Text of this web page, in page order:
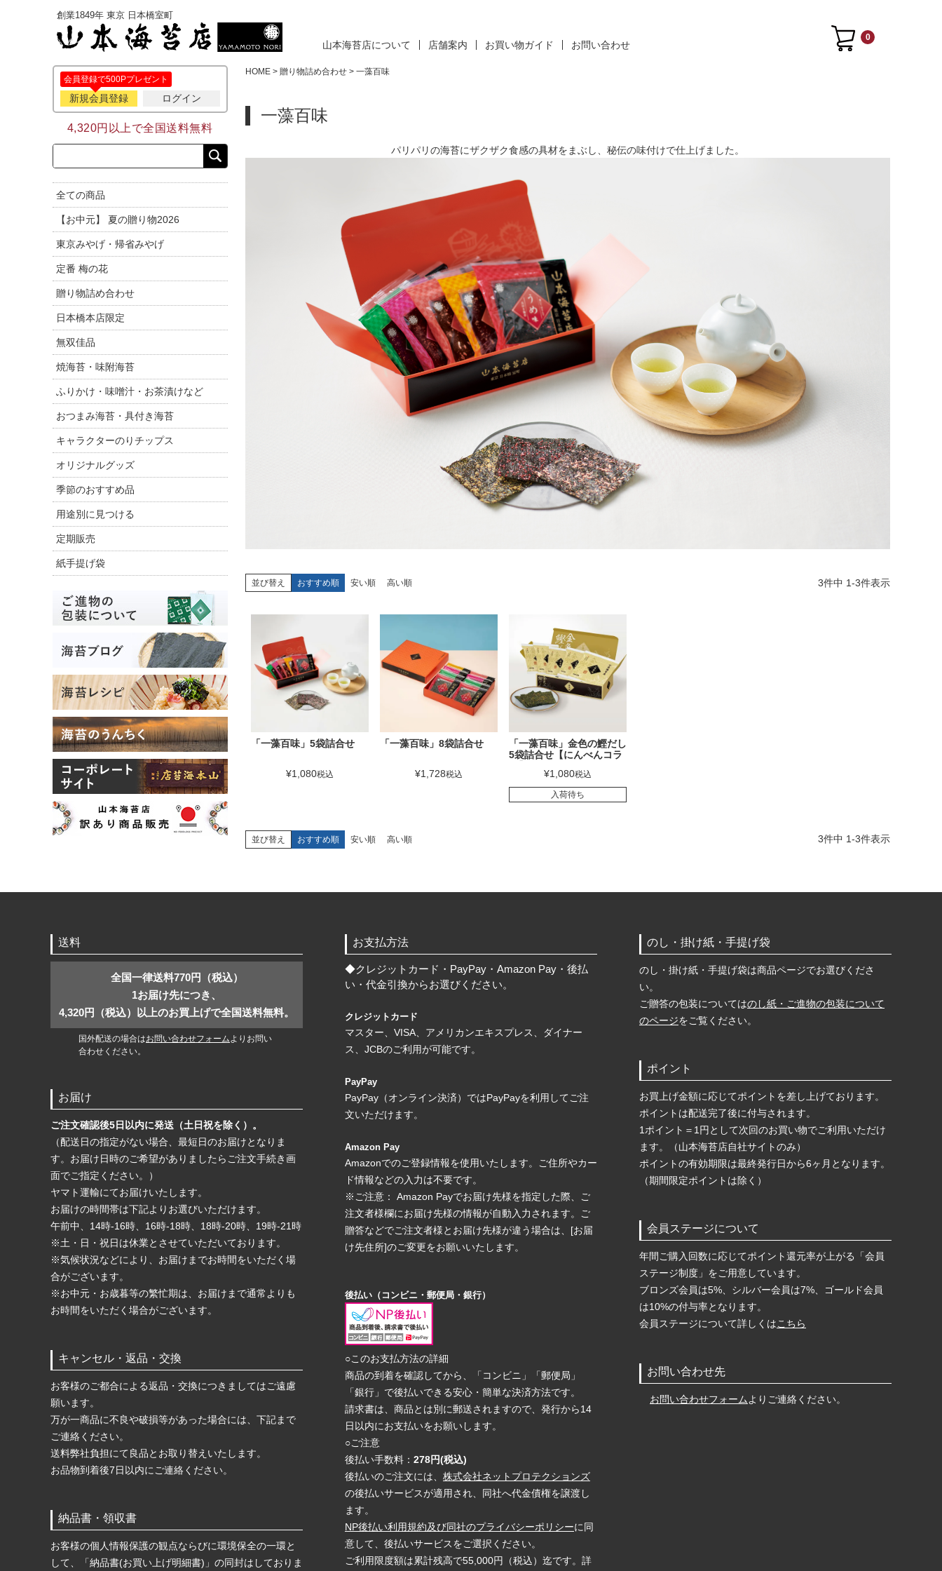
創業1849年 東京 日本橋室町
山本海苔店について 店舗案内 お買い物ガイド お問い合わせ
0
会員登録で500Pプレゼント
新規会員登録 ログイン
4,320円以上で全国送料無料
全ての商品
【お中元】 夏の贈り物2026
東京みやげ・帰省みやげ
定番 梅の花
贈り物詰め合わせ
日本橋本店限定
無双佳品
焼海苔・味附海苔
ふりかけ・味噌汁・お茶漬けなど
おつまみ海苔・具付き海苔
キャラクターのりチップス
オリジナルグッズ
季節のおすすめ品
用途別に見つける
定期販売
紙手提げ袋
HOME 贈り物詰め合わせ 一藻百味
一藻百味
パリパリの海苔にザクザク食感の具材をまぶし、秘伝の味付けで仕上げました。
並び替え おすすめ順 安い順 高い順 3件中 1-3件表示
「一藻百味」5袋詰合せ
¥1,080税込
「一藻百味」8袋詰合せ
¥1,728税込
「一藻百味」金色の鰹だし
5袋詰合せ【にんべんコラ
¥1,080税込
入荷待ち
並び替え おすすめ順 安い順 高い順 3件中 1-3件表示
送料
全国一律送料770円（税込）
1お届け先につき、
4,320円（税込）以上のお買上げで全国送料無料。
国外配送の場合はお問い合わせフォーム よりお問い
合わせください。
お届け
ご注文確認後5日以内に発送（土日祝を除く）。
（配送日の指定がない場合、最短日のお届けとなりま
す。お届け日時のご希望がありましたらご注文手続き画
面でご指定ください。）
ヤマト運輸にてお届けいたします。
お届けの時間帯は下記よりお選びいただけます。
午前中、14時-16時、16時-18時、18時-20時、19時-21時
※土・日・祝日は休業とさせていただいております。
※気候状況などにより、お届けまでお時間をいただく場
合がございます。
※お中元・お歳暮等の繁忙期は、お届けまで通常よりも
お時間をいただく場合がございます。
キャンセル・返品・交換
お客様のご都合による返品・交換につきましてはご遠慮
願います。
万が一商品に不良や破損等があった場合には、下記まで
ご連絡ください。
送料弊社負担にて良品とお取り替えいたします。
お品物到着後7日以内にご連絡ください。
納品書・領収書
お客様の個人情報保護の観点ならびに環境保全の一環と
して、「納品書(お買い上げ明細書)」の同封はしておりま
お支払方法
◆クレジットカード・PayPay・Amazon Pay・後払
い・代金引換からお選びください。
クレジットカード
マスター、VISA、アメリカンエキスプレス、ダイナー
ス、JCBのご利用が可能です。
PayPay
PayPay（オンライン決済）ではPayPayを利用してご注
文いただけます。
Amazon Pay
Amazonでのご登録情報を使用いたします。ご住所やカー
ド情報などの入力は不要です。
※ご注意： Amazon Payでお届け先様を指定した際、ご
注文者様欄にお届け先様の情報が自動入力されます。ご
贈答などでご注文者様とお届け先様が違う場合は、[お届
け先住所]のご変更をお願いいたします。
後払い（コンビニ・郵便局・銀行）
○このお支払方法の詳細
商品の到着を確認してから、「コンビニ」「郵便局」
「銀行」で後払いできる安心・簡単な決済方法です。
請求書は、商品とは別に郵送されますので、発行から14
日以内にお支払いをお願いします。
○ご注意
後払い手数料： 278円(税込)
後払いのご注文には、 株式会社ネットプロテクションズ
の後払いサービスが適用され、同社へ代金債権を譲渡し
ます。
NP後払い利用規約及び同社のプライバシーポリシーに同
意して、後払いサービスをご選択ください。
ご利用限度額は累計残高で55,000円（税込）迄です。詳
のし・掛け紙・手提げ袋
のし・掛け紙・手提げ袋は商品ページでお選びくださ
い。
ご贈答の包装についてはのし紙・ご進物の包装について
のページをご覧ください。
ポイント
お買上げ金額に応じてポイントを差し上げております。
ポイントは配送完了後に付与されます。
1ポイント＝1円として次回のお買い物でご利用いただけ
ます。（山本海苔店自社サイトのみ）
ポイントの有効期限は最終発行日から6ヶ月となります。
（期間限定ポイントは除く）
会員ステージについて
年間ご購入回数に応じてポイント還元率が上がる「会員
ステージ制度」をご用意しています。
ブロンズ会員は5%、シルバー会員は7%、ゴールド会員
は10%の付与率となります。
会員ステージについて詳しくはこちら
お問い合わせ先
お問い合わせフォーム よりご連絡ください。